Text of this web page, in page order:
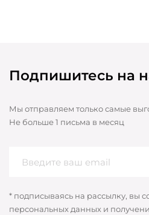
Подпишитесь на
Мы отправляем только самые
Не больше 1 письма в месяц
* подписываясь на рассылку, вы
персональных данных и